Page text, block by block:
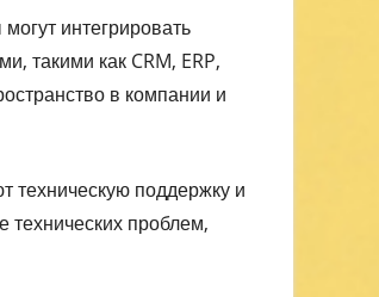
интегрировать
такими как CRM, ERP,
в компании и
техническую поддержку и
проблем,